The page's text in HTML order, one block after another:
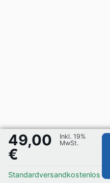
49,00
€
Inkl. 19%
MwSt.
Standardversandkostenlos